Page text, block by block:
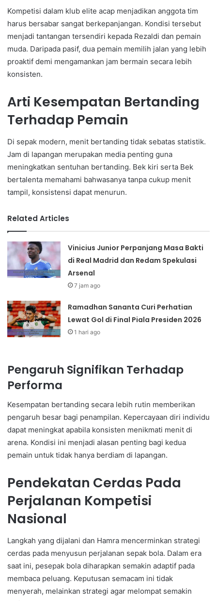
Kompetisi dalam klub elite acap menjadikan anggota tim
harus bersabar sangat berkepanjangan. Kondisi tersebut
menjadi tantangan tersendiri kepada Rezaldi dan pemain
muda. Daripada pasif, dua pemain memilih jalan yang lebih
proaktif demi mengamankan jam bermain secara lebih
konsisten.
Arti Kesempatan Bertanding
Terhadap Pemain
Di sepak modern, menit bertanding tidak sebatas statistik.
Jam di lapangan merupakan media penting guna
meningkatkan sentuhan bertanding. Bek kiri serta Bek
bertalenta memahami bahwasanya tanpa cukup menit
tampil, konsistensi dapat menurun.
Related Articles
Vinicius Junior Perpanjang Masa Bakti
di Real Madrid dan Redam Spekulasi
Arsenal
7 jam ago
Ramadhan Sananta Curi Perhatian
Lewat Gol di Final Piala Presiden 2026
1 hari ago
Pengaruh Signifikan Terhadap
Performa
Kesempatan bertanding secara lebih rutin memberikan
pengaruh besar bagi penampilan. Kepercayaan diri individu
dapat meningkat apabila konsisten menikmati menit di
arena. Kondisi ini menjadi alasan penting bagi kedua
pemain untuk tidak hanya berdiam di lapangan.
Pendekatan Cerdas Pada
Perjalanan Kompetisi
Nasional
Langkah yang dijalani dan Hamra mencerminkan strategi
cerdas pada menyusun perjalanan sepak bola. Dalam era
saat ini, pesepak bola diharapkan semakin adaptif pada
membaca peluang. Keputusan semacam ini tidak
menyerah, melainkan strategi agar melompat semakin